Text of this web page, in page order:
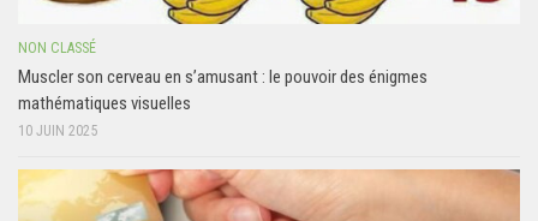
NON CLASSÉ
Muscler son cerveau en s’amusant : le pouvoir des énigmes
mathématiques visuelles
10 JUIN 2025